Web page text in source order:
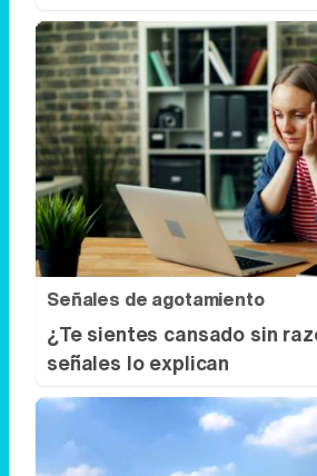
Señales de agotamiento
¿Te sientes cansado sin
señales lo explican